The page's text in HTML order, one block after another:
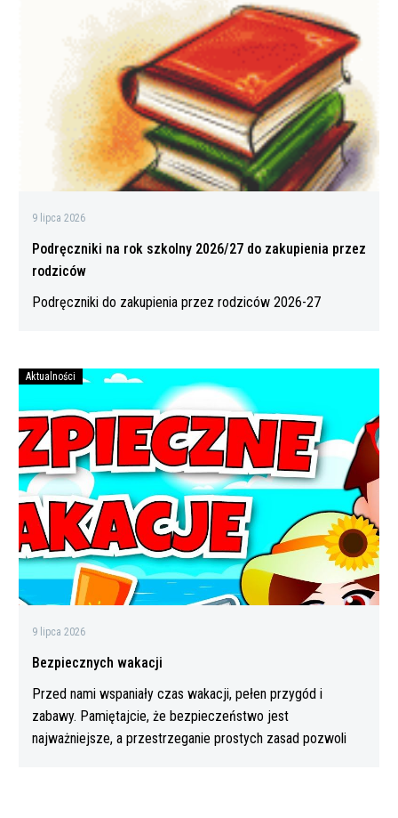
rok
szkolny
do
zakupienia
przez
rodziców
9 lipca 2026
Podręczniki na rok szkolny 2026/27 do zakupienia przez
rodziców
Podręczniki do zakupienia przez rodziców 2026-27
Bezpiecznych
wakacji
Aktualności
9 lipca 2026
Bezpiecznych wakacji
Przed nami wspaniały czas wakacji, pełen przygód i
zabawy. Pamiętajcie, że bezpieczeństwo jest
najważniejsze, a przestrzeganie prostych zasad pozwoli